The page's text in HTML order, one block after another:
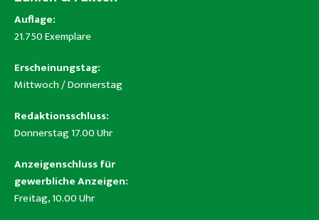
Auflage:
21.750 Exemplare
Erscheinungstag:
Mittwoch / Donnerstag
Redaktionsschluss:
Donnerstag 17.00 Uhr
Anzeigenschluss für
gewerbliche Anzeigen:
Freitag, 10.00 Uhr